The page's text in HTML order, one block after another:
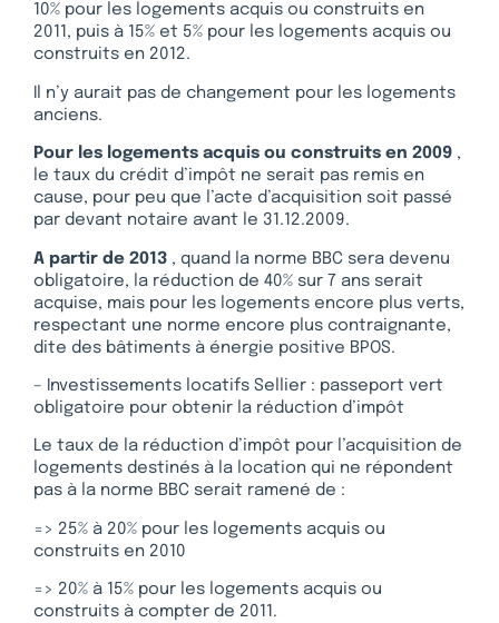
10% pour les logements acquis ou construits en
2011, puis à 15% et 5% pour les logements acquis ou
construits en 2012.
Il n’y aurait pas de changement pour les logements
anciens.
Pour les logements acquis ou construits en 2009 ,
le taux du crédit d’impôt ne serait pas remis en
cause, pour peu que l’acte d’acquisition soit passé
par devant notaire avant le 31.12.2009.
A partir de 2013 , quand la norme BBC sera devenu
obligatoire, la réduction de 40% sur 7 ans serait
acquise, mais pour les logements encore plus verts,
respectant une norme encore plus contraignante,
dite des bâtiments à énergie positive BPOS.
– Investissements locatifs Sellier : passeport vert
obligatoire pour obtenir la réduction d’impôt
Le taux de la réduction d’impôt pour l’acquisition de
logements destinés à la location qui ne répondent
pas à la norme BBC serait ramené de :
=> 25% à 20% pour les logements acquis ou
construits en 2010
=> 20% à 15% pour les logements acquis ou
construits à compter de 2011.